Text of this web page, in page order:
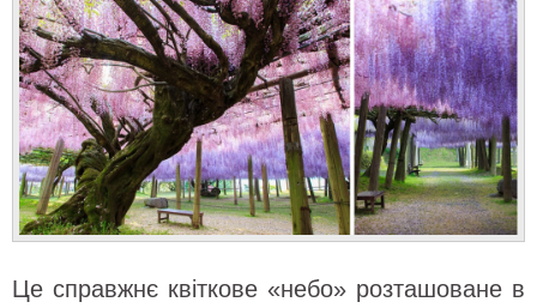
Це справжнє квіткове «небо» розташоване в